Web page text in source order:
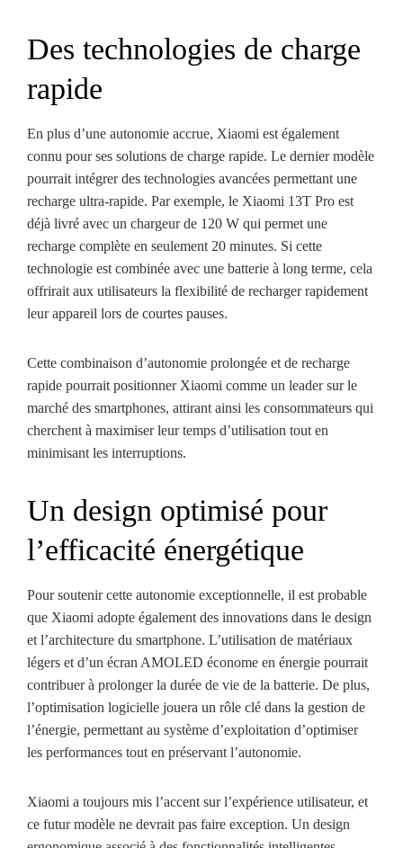
Des technologies de charge
rapide
En plus d’une autonomie accrue, Xiaomi est également
connu pour ses solutions de charge rapide. Le dernier modèle
pourrait intégrer des technologies avancées permettant une
recharge ultra-rapide. Par exemple, le Xiaomi 13T Pro est
déjà livré avec un chargeur de 120 W qui permet une
recharge complète en seulement 20 minutes. Si cette
technologie est combinée avec une batterie à long terme, cela
offrirait aux utilisateurs la flexibilité de recharger rapidement
leur appareil lors de courtes pauses.
Cette combinaison d’autonomie prolongée et de recharge
rapide pourrait positionner Xiaomi comme un leader sur le
marché des smartphones, attirant ainsi les consommateurs qui
cherchent à maximiser leur temps d’utilisation tout en
minimisant les interruptions.
Un design optimisé pour
l’efficacité énergétique
Pour soutenir cette autonomie exceptionnelle, il est probable
que Xiaomi adopte également des innovations dans le design
et l’architecture du smartphone. L’utilisation de matériaux
légers et d’un écran AMOLED économe en énergie pourrait
contribuer à prolonger la durée de vie de la batterie. De plus,
l’optimisation logicielle jouera un rôle clé dans la gestion de
l’énergie, permettant au système d’exploitation d’optimiser
les performances tout en préservant l’autonomie.
Xiaomi a toujours mis l’accent sur l’expérience utilisateur, et
ce futur modèle ne devrait pas faire exception. Un design